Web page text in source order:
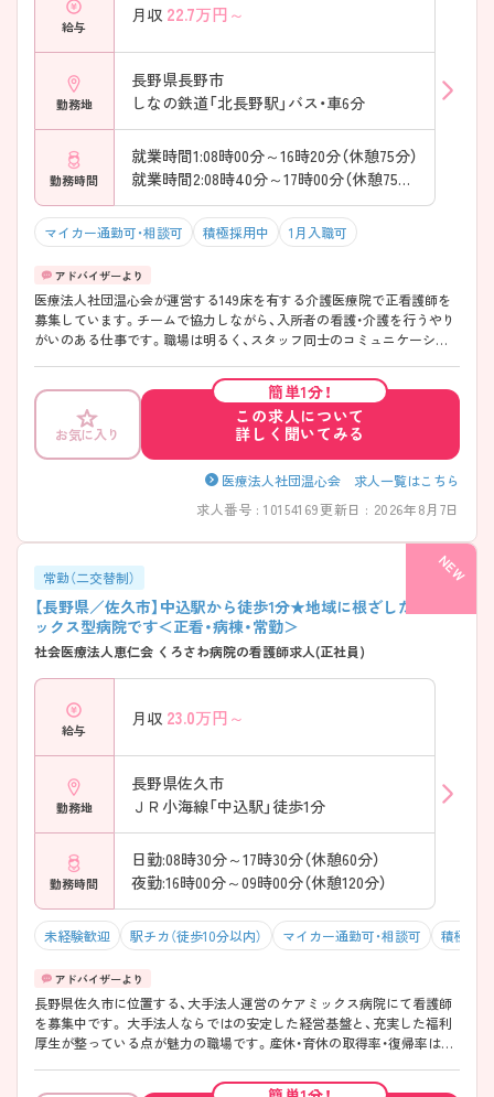
給与
月収 22.7万円～
勤務地
長野県長野市
しなの鉄道「北長野駅」バス・車6分
勤務時間
就業時間1:08時00分～16時20分（休憩75分）
就業時間2:08時40分～17時00分（休憩75分）
マイカー通勤可・相談可 積極採用中 1月入職可
医療法人社団温心会が運営する149床を有する介護医療院で正看護師を
募集しています。チームで協力しながら、入所者の看護・介護を行うやり
がいのある仕事です。職場は明るく、スタッフ同士のコミュニケーショ
給休暇も取得しやすく、ワークライフバランスを重視した働き方も叶い
ます。保育室が利用でき、小さなお子様がいる方も安心、また、育児休業
や介護休業の取得実績もあり、ライフスタイルに合わせた働き方が可能
です。ご興味のある方には、面接対策ポイントなど、さらに詳細をお話し
しますのでお気軽にご相談ください！
お気に入り
簡単1分！
この求人について
詳しく聞いてみる
医療法人社団温心会 求人一覧はこちら
求人番号 : 10154169更新日 : 2026年8月7日
常勤（二交替制）
【長野県／佐久市】中込駅から徒歩1分★地域に根ざしたケアミ
ックス型病院です＜正看・病棟・常勤＞
社会医療法人恵仁会 くろさわ病院の看護師求人(正社員)
給与
月収 23.0万円～
勤務地
長野県佐久市
ＪＲ小海線「中込駅」徒歩1分
勤務時間
日勤:08時30分～17時30分（休憩60分）
夜勤:16時00分～09時00分（休憩120分）
未経験歓迎 駅チカ（徒歩10分以内） マイカー通勤可・相談可 積極採
長野県佐久市に位置する、大手法人運営のケアミックス病院にて看護師
を募集中です。 大手法人ならではの安定した経営基盤と、充実した福利
厚生が整っている点が魅力の職場です。産休・育休の取得率・復帰率はい
に、男性職員の育休取得率も100％と、性別を問わず子育てと仕事を両立